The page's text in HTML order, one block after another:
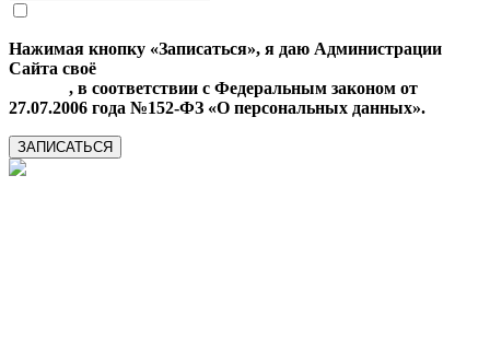
Нажимая кнопку «Записаться», я даю Администрации
Сайта своё
, в соответствии с Федеральным законом от
27.07.2006 года №152-ФЗ «О персональных данных».
ЗАПИСАТЬСЯ